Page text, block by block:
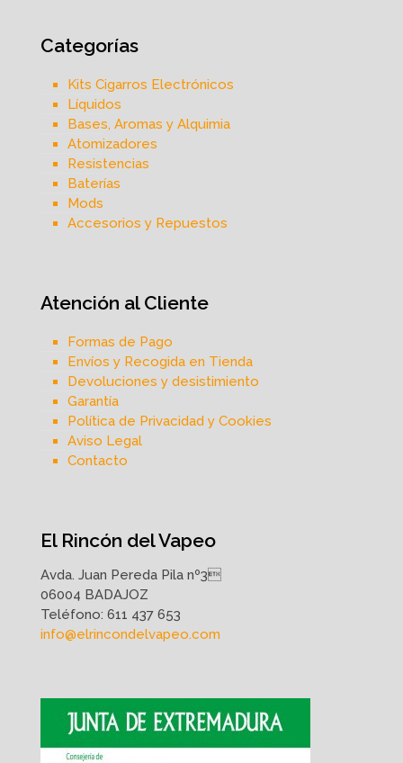
Categorías
Kits Cigarros Electrónicos
Líquidos
Bases, Aromas y Alquimia
Atomizadores
Resistencias
Baterías
Mods
Accesorios y Repuestos
Atención al Cliente
Formas de Pago
Envíos y Recogida en Tienda
Devoluciones y desistimiento
Garantía
Política de Privacidad y Cookies
Aviso Legal
Contacto
El Rincón del Vapeo
Avda. Juan Pereda Pila nº3
06004 BADAJOZ
Teléfono: 611 437 653
info@elrincondelvapeo.com